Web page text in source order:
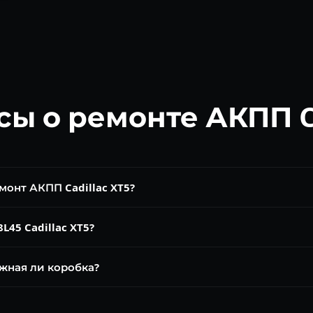
о ремонте АКПП
АКПП Cadillac XT5?
Cadillac XT5?
ли коробка?